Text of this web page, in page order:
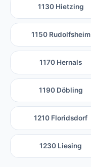
1130 Hietzing
1150 Rudolfsheim
1170 Hernals
1190 Döbling
1210 Floridsdorf
1230 Liesing